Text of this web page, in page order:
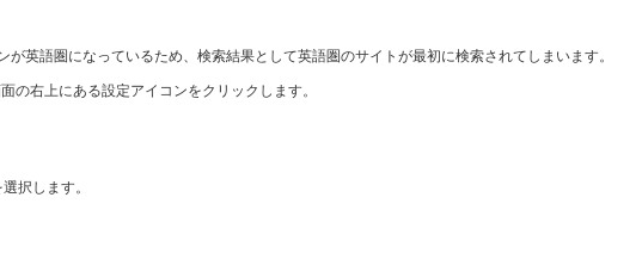
英語圏になっているため、検索結果として英語圏のサイトが最初に検索されてしまいます。
の右上にある設定アイコンをクリックします。
択します。